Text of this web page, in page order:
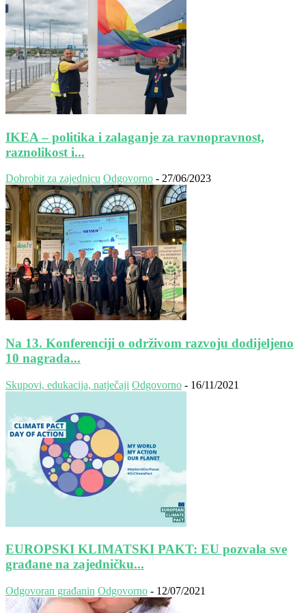
IKEA – politika i zalaganje za ravnopravnost,
raznolikost i...
Dobrobit za zajednicu Odgovorno - 27/06/2023
Na 13. Konferenciji o održivom razvoju dodijeljeno
10 nagrada...
Skupovi, edukacija, natječaji Odgovorno - 16/11/2021
EUROPSKI KLIMATSKI PAKT: EU pozvala sve
građane na zajedničku...
Odgovoran građanin Odgovorno - 12/07/2021